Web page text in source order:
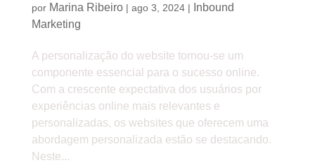
por Marina Ribeiro| ago 3, 2024|
Inbound
Marketing
A personalização do website tornou-se um
componente essencial para o sucesso online.
Com a crescente expectativa dos usuários por
experiências online mais relevantes e
personalizadas, os websites que oferecem uma
abordagem personalizada estão se destacando.
Neste...